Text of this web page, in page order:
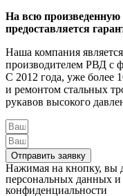
На всю
предоставляется
Наша компания
производителем РВД с
С 2012 года, уже более
и ремонтом стальных
рукавов высокого
Отправить заявку
Нажимая на кнопку, вы
персональных данных и
конфиденциальности